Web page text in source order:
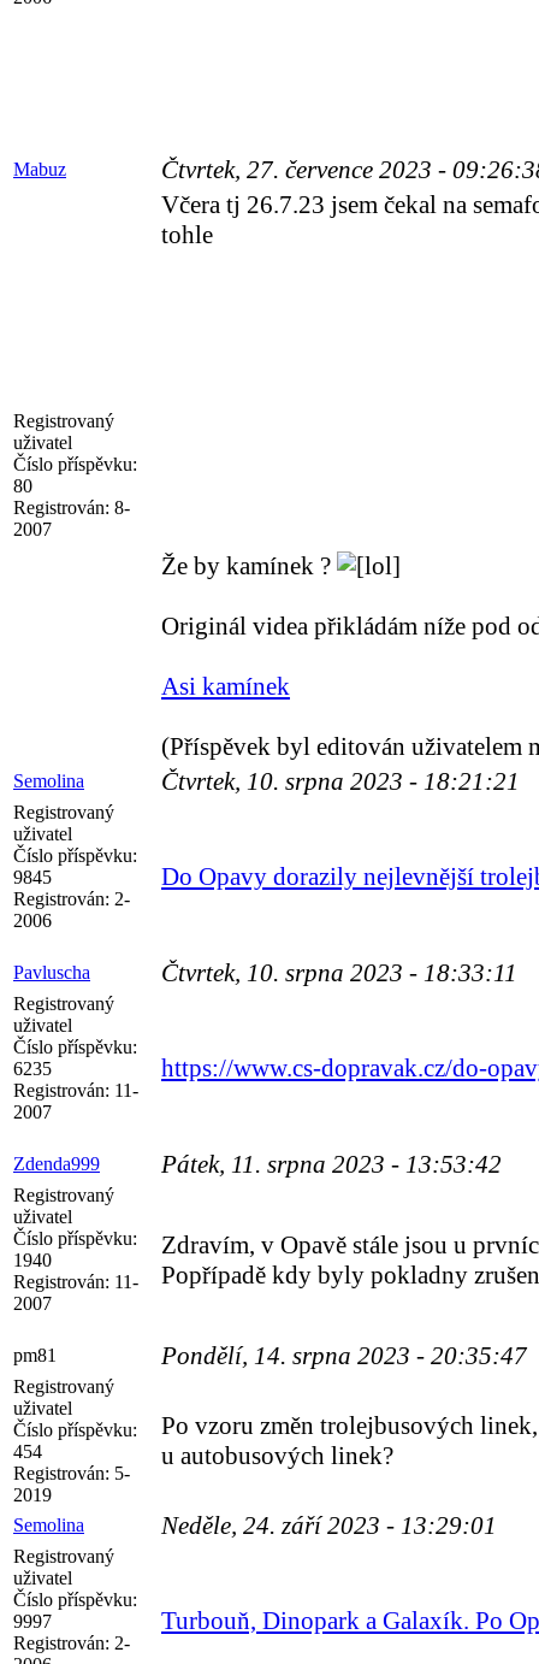
Mabuz Čtvrtek, 27. července 2023 -
Registrovaný
uživatel
Číslo příspěvku:
80
Registrován: 8-
2007
Včera tj 26.7.23 jsem čekal na
tohle
Že by kamínek ?
Originál videa přikládám níže pod
Asi kamínek
(Příspěvek byl editován uživatelem
Semolina Čtvrtek, 10. srpna 2023 - 18:21:21
Registrovaný
uživatel
Číslo příspěvku:
9845
Registrován: 2-
2006
Do Opavy dorazily nejlevnější
Pavluscha Čtvrtek, 10. srpna 2023 - 18:33:11
Registrovaný
uživatel
Číslo příspěvku:
6235
Registrován: 11-
2007
https://www.cs-dopravak.cz/do-
Zdenda999 Pátek, 11. srpna 2023 - 13:53:42
Registrovaný
uživatel
Číslo příspěvku:
1940
Registrován: 11-
2007
Zdravím, v Opavě stále jsou u
Popřípadě kdy byly pokladny
pm81 Pondělí, 14. srpna 2023 - 20:35:47
Registrovaný
uživatel
Číslo příspěvku:
454
Registrován: 5-
2019
Po vzoru změn trolejbusových
u autobusových linek?
Semolina Neděle, 24. září 2023 - 13:29:01
Registrovaný
uživatel
Číslo příspěvku:
9997
Registrován: 2-
Turbouň, Dinopark a Galaxík. Po